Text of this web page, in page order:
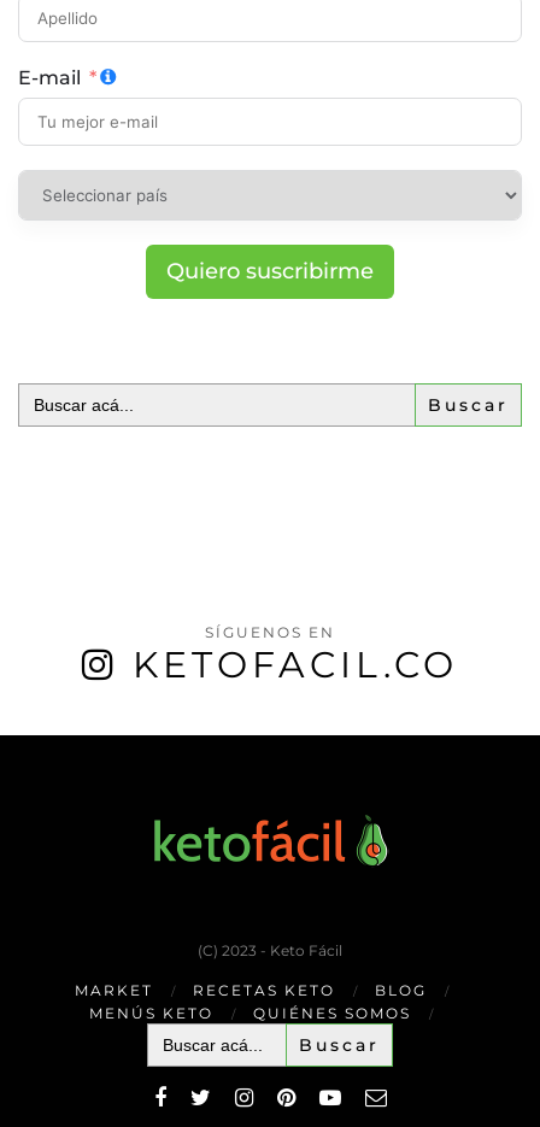
E-mail
Quiero suscribirme
Buscar:
SÍGUENOS EN
KETOFACIL.CO
(C) 2023 - Keto Fácil
MARKET RECETAS KETO
BLOG
MENÚS KETO
QUIÉNES SOMOS
Buscar: